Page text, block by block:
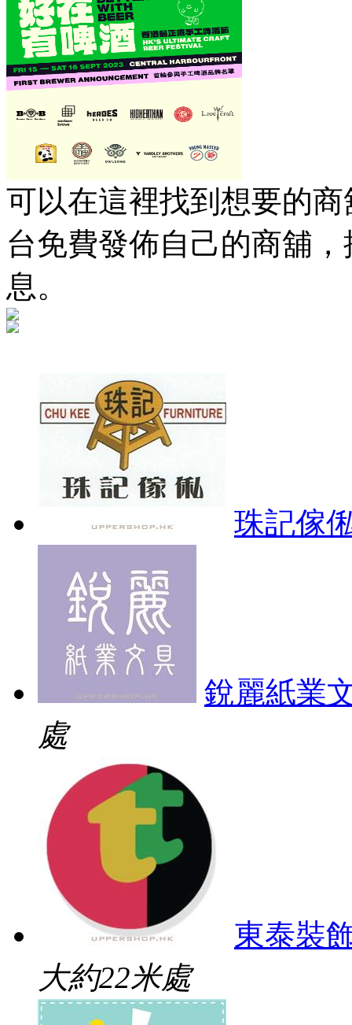
可以在這裡找到想要的商
台免費發佈自己的商舖
息。
珠記傢
銳麗紙業
處
東泰裝
大約22米處